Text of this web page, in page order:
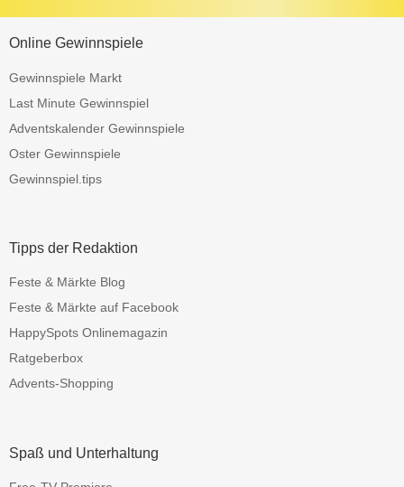
Online Gewinnspiele
Gewinnspiele Markt
Last Minute Gewinnspiel
Adventskalender Gewinnspiele
Oster Gewinnspiele
Gewinnspiel.tips
Tipps der Redaktion
Feste & Märkte Blog
Feste & Märkte auf Facebook
HappySpots Onlinemagazin
Ratgeberbox
Advents-Shopping
Spaß und Unterhaltung